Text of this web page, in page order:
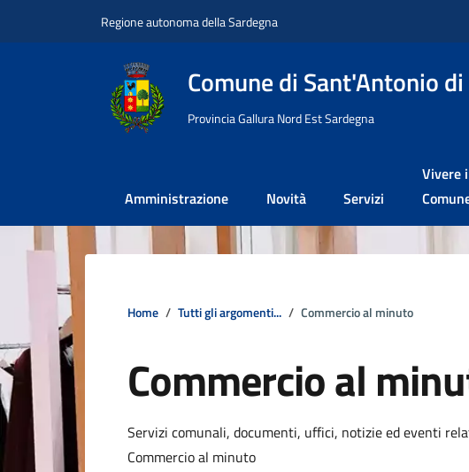
Regione autonoma della Sardegna
Comune di Sant'Antonio
Provincia Gallura Nord Est Sardegna
Amministrazione Novità Servizi
Vivere
Home Tutti gli argomenti... Commercio al minuto
Commercio al
Dettagli della notizia
Servizi comunali, documenti, uffici, notizie ed eventi
Commercio al minuto